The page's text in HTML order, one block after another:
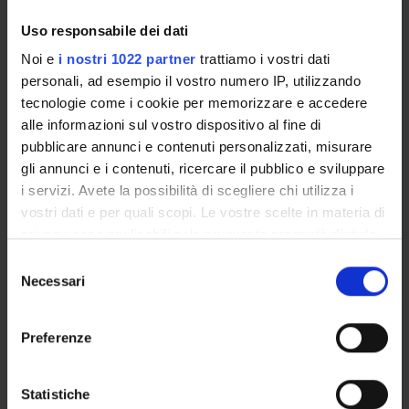
Uso responsabile dei dati
Noi e i nostri 1022 partner trattiamo i vostri dati
personali, ad esempio il vostro numero IP, utilizzando
tecnologie come i cookie per memorizzare e accedere
alle informazioni sul vostro dispositivo al fine di
pubblicare annunci e contenuti personalizzati, misurare
gli annunci e i contenuti, ricercare il pubblico e sviluppare
i servizi. Avete la possibilità di scegliere chi utilizza i
vostri dati e per quali scopi. Le vostre scelte in materia di
modificare o revocare il proprio consenso in qualsiasi
momento dalla Dichiarazione sui cookie o facendo clic
raccogliere informazioni sulla tua posizione
delNecessari
Preferenze
Statistiche
Professore ordinario
Maria Luisa Pacor
AREE DI RICERCA COINVOLTE DAL PROGETTO
Research & Experimental (DDSP)
Research & Experimental (DM) (DM)
Research & Experimental (DNBM) (DNBM)
Research & Experimental (DSCOMI)
Medicina Interna B